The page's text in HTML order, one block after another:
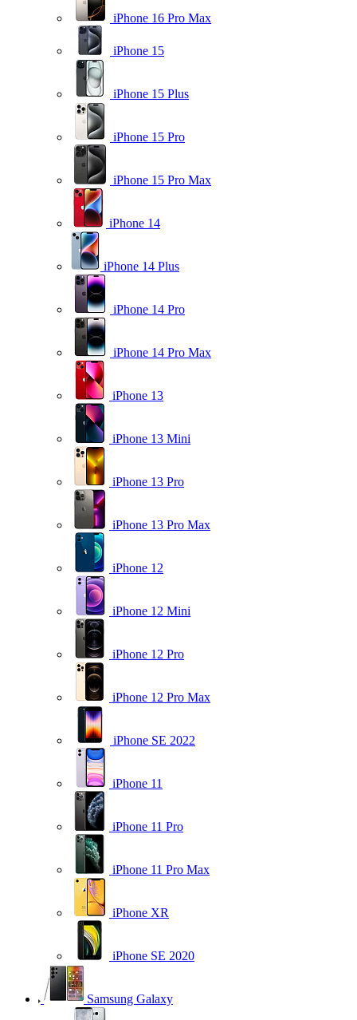
iPhone 16 Pro Max
iPhone 15
iPhone 15 Plus
iPhone 15 Pro
iPhone 15 Pro Max
iPhone 14
iPhone 14 Plus
iPhone 14 Pro
iPhone 14 Pro Max
iPhone 13
iPhone 13 Mini
iPhone 13 Pro
iPhone 13 Pro Max
iPhone 12
iPhone 12 Mini
iPhone 12 Pro
iPhone 12 Pro Max
iPhone SE 2022
iPhone 11
iPhone 11 Pro
iPhone 11 Pro Max
iPhone XR
iPhone SE 2020
Samsung Galaxy